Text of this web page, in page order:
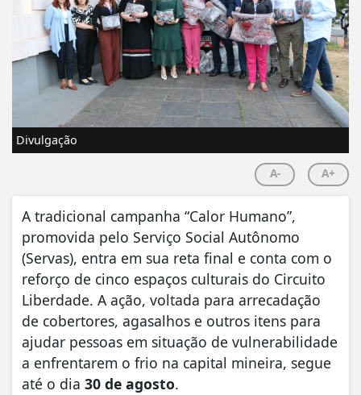
Divulgação
A- A+
A tradicional campanha “Calor Humano”,
promovida pelo Serviço Social Autônomo
(Servas), entra em sua reta final e conta com o
reforço de cinco espaços culturais do Circuito
Liberdade. A ação, voltada para arrecadação
de cobertores, agasalhos e outros itens para
ajudar pessoas em situação de vulnerabilidade
a enfrentarem o frio na capital mineira, segue
até o dia 30 de agosto.